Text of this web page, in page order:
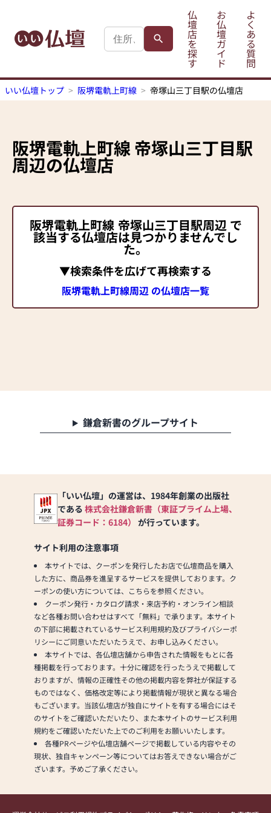
仏
壇
店
を
探
す
お
仏
壇
ガ
イ
ド
よ
く
あ
る
質
問
いい仏壇トップ 阪堺電軌上町線 帝塚山三丁目駅の仏壇店
阪堺電軌上町線帝塚山三丁目駅
周辺の仏壇店
阪堺電軌上町線 帝塚山三丁目駅周辺 で
該当する仏壇店は見つかりませんでし
た。
▼検索条件を広げて再検索する
阪堺電軌上町線周辺 の仏壇店一覧
鎌倉新書のグループサイト
「いい仏壇」の運営は、1984年創業の出版社
である 株式会社鎌倉新書（東証プライム上場、
証券コード：6184） が行っています。
サイト利用の注意事項
本サイトでは、クーポンを発行したお店で仏壇商品を購入
した方に、商品券を進呈するサービスを提供しております。ク
ーポンの使い方については、こちらを参照ください。
クーポン発行・カタログ請求・来店予約・オンライン相談
など各種お問い合わせはすべて「無料」で承ります。本サイト
の下部に掲載されているサービス利用規約及びプライバシーポ
リシーにご同意いただいたうえで、お申し込みください。
本サイトでは、各仏壇店舗から申告された情報をもとに各
種掲載を行っております。十分に確認を行ったうえで掲載して
おりますが、情報の正確性その他の掲載内容を弊社が保証する
ものではなく、価格改定等により掲載情報が現状と異なる場合
もございます。当該仏壇店が独自にサイトを有する場合にはそ
のサイトをご確認いただいたり、また本サイトのサービス利用
規約をご確認いただいた上でのご利用をお願いいたします。
各種PRページや仏壇店舗ページで掲載している内容やその
現状、独自キャンペーン等についてはお答えできない場合がご
ざいます。予めご了承ください。